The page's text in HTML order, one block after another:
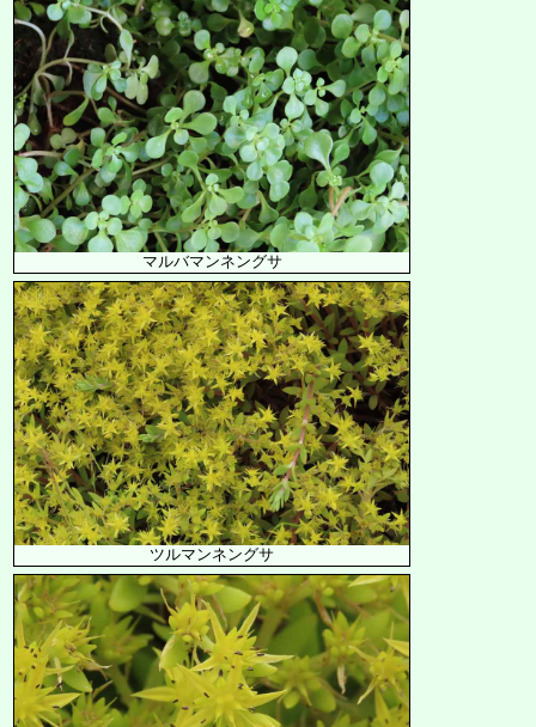
マルバマンネングサ
ツルマンネングサ